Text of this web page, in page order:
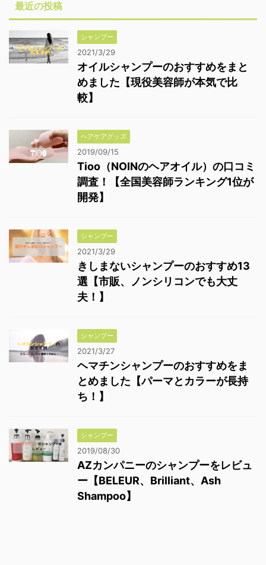
最近の投稿
シャンプー
2021/3/29
オイルシャンプーのおすすめをまと
めました【現役美容師が本気で比
較】
ヘアケアグッズ
2019/09/15
Tioo（NOINのヘアオイル）の口コミ
調査！【全国美容師ランキング1位が
開発】
シャンプー
2021/3/29
きしまないシャンプーのおすすめ13
選【市販、ノンシリコンでも大丈
夫！】
シャンプー
2021/3/27
ヘマチンシャンプーのおすすめをま
とめました【パーマとカラーが長持
ち！】
シャンプー
2019/08/30
AZカンパニーのシャンプーをレビュ
ー【BELEUR、Brilliant、Ash
Shampoo】